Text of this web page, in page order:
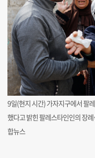
9일(현지 시간) 가자지구에서 팔
했다고 밝힌 팔레스타인인의 장
합뉴스